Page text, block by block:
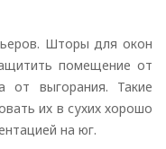
Шторы для окон
помещение от
от выгорания. Такие
их в сухих хорошо
на юг.